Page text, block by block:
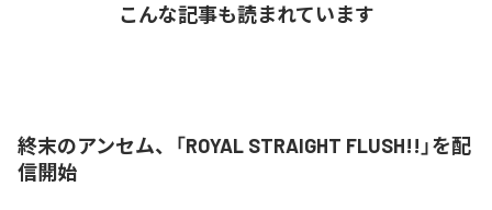
こんな記事も読まれています
終末のアンセム、「ROYAL STRAIGHT FLUSH!!」を配
信開始